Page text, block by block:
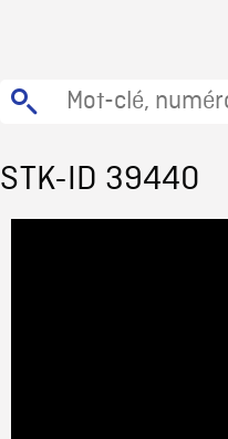
STK-ID 39440